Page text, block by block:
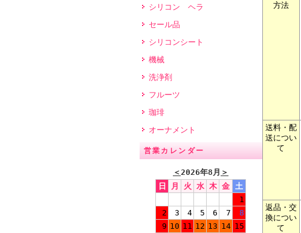
シリコン ヘラ
セール品
シリコンシート
機械
洗浄剤
フルーツ
珈琲
オーナメント
営業カレンダー
＜2026年8月 ＞
日
月 火 水 木 金 土
1
2
3 4 5 6 7
8
9 10 11 12 13 14 15
方法
送料・配
送につい
て
返品・交
換につい
て